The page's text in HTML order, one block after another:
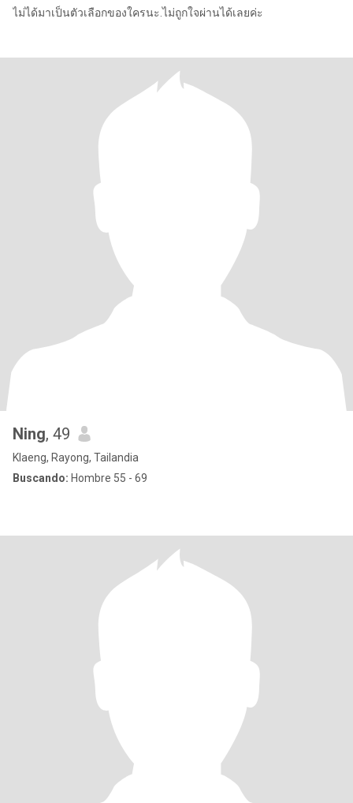
ไม่ได้มาเป็นตัวเลือกของใครนะ.ไม่ถูกใจผ่านได้เลยค่ะ
Ning, 49
Klaeng, Rayong, Tailandia
Buscando: Hombre 55 - 69